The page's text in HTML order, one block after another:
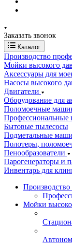
Заказать звонок
Каталог
Производство
Мойки высокого
Аксессуары для
Насосы высокого
Двигатели
Оборудование для
Поломоечные
Профессиональные
Бытовые пылесосы
Подметальные
Полотеры,
Пенообразователи
Парогенераторы и
Инвентарь для
Мойки